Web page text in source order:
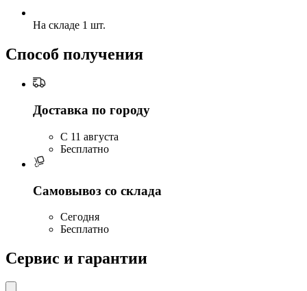
На складе 1 шт.
Способ получения
Доставка по городу
C 11 августа
Бесплатно
Самовывоз со склада
Сегодня
Бесплатно
Сервис и гарантии